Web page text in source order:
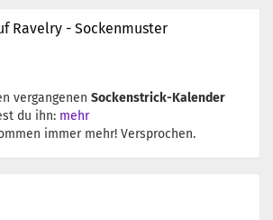
Ravelry - Sockenmuster
vergangenen Sockenstrick-Kalender
du ihn: mehr
immer mehr! Versprochen.